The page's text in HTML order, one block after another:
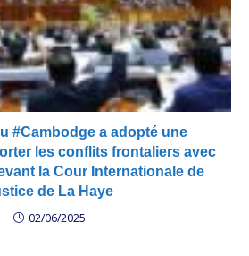
#Cambodge a adopté une
les conflits frontaliers avec
la Cour Internationale de
de La Haye
02/06/2025